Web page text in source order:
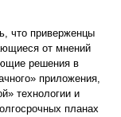
что приверженцы
от мнений
решения в
приложения,
технологии и
планах